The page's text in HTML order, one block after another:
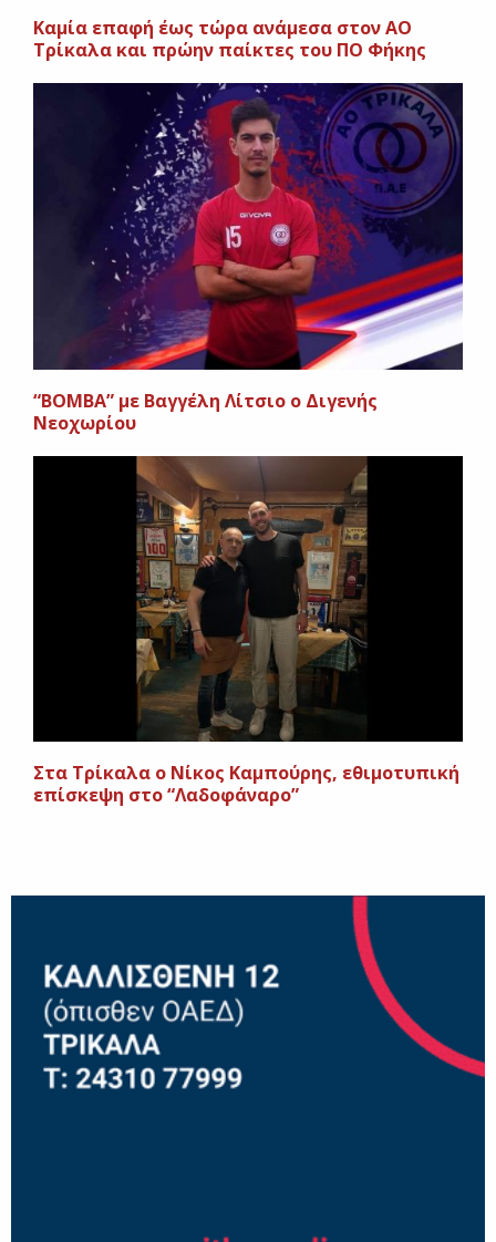
Καμία επαφή έως τώρα ανάμεσα στον ΑΟ
Τρίκαλα και πρώην παίκτες του ΠΟ Φήκης
“ΒΟΜΒΑ” με Βαγγέλη Λίτσιο ο Διγενής
Νεοχωρίου
Στα Τρίκαλα ο Νίκος Καμπούρης, εθιμοτυπική
επίσκεψη στο “Λαδοφάναρο”